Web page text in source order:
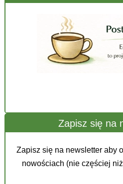
Zapisz się na
Zapisz się na newsletter aby
nowościach (nie częściej